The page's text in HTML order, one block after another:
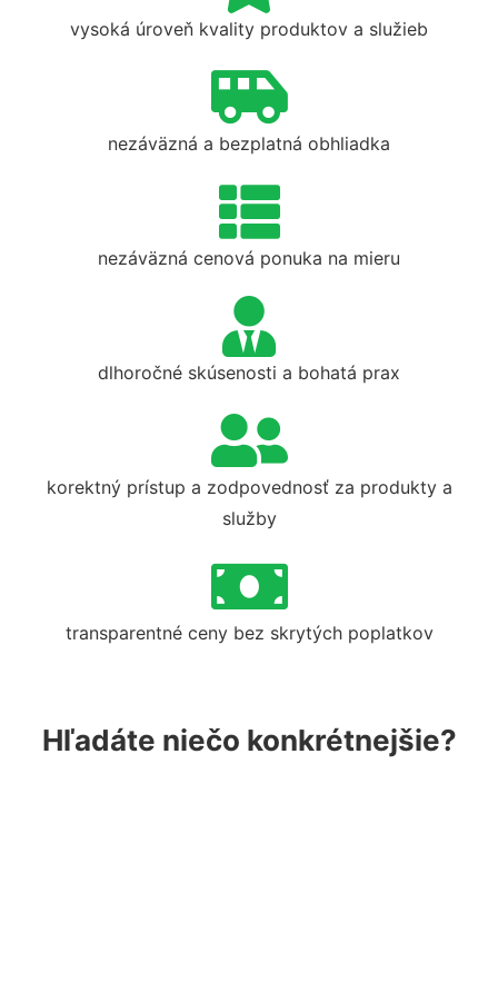
vysoká úroveň kvality produktov a služieb
nezáväzná a bezplatná obhliadka
nezáväzná cenová ponuka na mieru
dlhoročné skúsenosti a bohatá prax
korektný prístup a zodpovednosť za produkty a
služby
transparentné ceny bez skrytých poplatkov
Hľadáte niečo konkrétnejšie?